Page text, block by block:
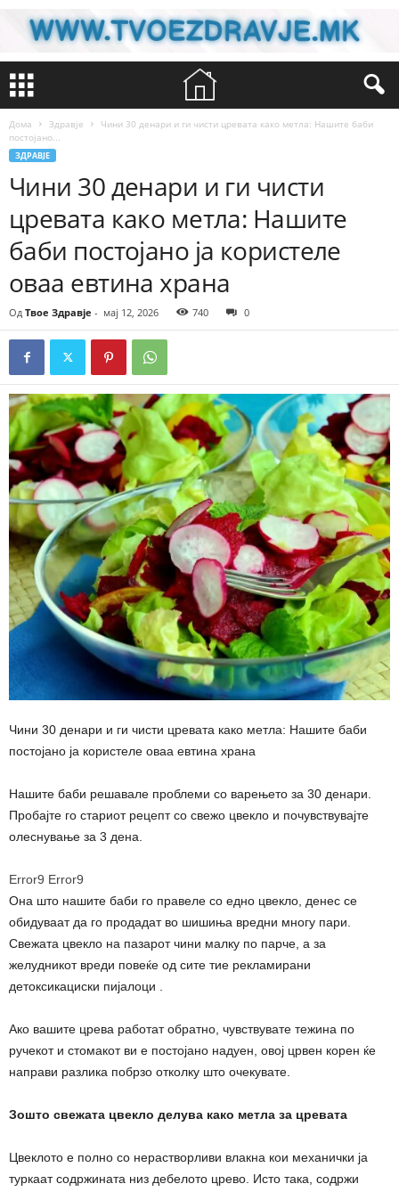
Дома Здравје
Чини 30 денари и ги чисти цревата како метла: Нашите баби
постојано...
ЗДРАВЈЕ
Чини 30 денари и ги чисти
цревата како метла: Нашите
баби постојано ја користеле
оваа евтина храна
Од Твое Здравје - мај 12, 2026 740 0
Чини 30 денари и ги чисти цревата како метла: Нашите баби
постојано ја користеле оваа евтина храна
Нашите баби решавале проблеми со варењето за 30 денари.
Пробајте го стариот рецепт со свежо цвекло и почувствувајте
олеснување за 3 дена.
Error9 Error9
Она што нашите баби го правеле со едно цвекло, денес се
обидуваат да го продадат во шишиња вредни многу пари.
Свежата цвекло на пазарот чини малку по парче, а за
желудникот вреди повеќе од сите тие рекламирани
детоксикациски пијалоци .
Ако вашите црева работат обратно, чувствувате тежина по
ручекот и стомакот ви е постојано надуен, овој црвен корен ќе
направи разлика побрзо отколку што очекувате.
Зошто свежата цвекло делува како метла за цревата
Цвеклото е полно со нерастворливи влакна кои механички ја
туркаат содржината низ дебелото црево. Исто така, содржи